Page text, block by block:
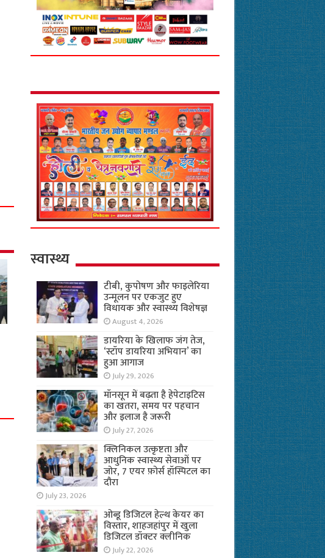
स्वास्थ्य
टीबी, कुपोषण और फाइलेरिया
उन्मूलन पर एकजुट हुए
विधायक और स्वास्थ्य विशेषज्ञ
August 4, 2026
डायरिया के खिलाफ जंग तेज,
‘स्टॉप डायरिया अभियान’ का
हुआ आगाज
July 29, 2026
मॉनसून में बढ़ता है हेपेटाइटिस
का खतरा, समय पर पहचान
और इलाज है जरूरी
July 27, 2026
क्लिनिकल उत्कृष्टता और
आधुनिक स्वास्थ्य सेवाओं पर
जोर, 7 एयर फ़ोर्स हॉस्पिटल का
दौरा
July 23, 2026
ओब्डू डिजिटल हेल्थ केयर का
विस्तार, शाहजहांपुर में खुला
डिजिटल डॉक्टर क्लीनिक
July 22, 2026